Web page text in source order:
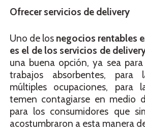
Ofrecer servicios de delivery
Uno de los negocios rentables
es el de los servicios de
una buena opción, ya sea
trabajos absorbentes, para
múltiples ocupaciones, para
temen contagiarse en medio
para los consumidores que
acostumbraron a esta manera